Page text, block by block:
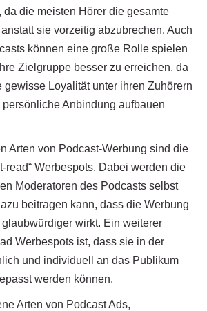
da die meisten Hörer die gesamte
sie vorzeitig abzubrechen. Auch
können eine große Rolle spielen
Zielgruppe besser zu erreichen, da
gewisse Loyalität unter ihren Zuhörern
Anbindung aufbauen
Arten von Podcast-Werbung sind die
read“ Werbespots. Dabei werden die
Moderatoren des Podcasts selbst
beitragen kann, dass die Werbung
wirkt. Ein weiterer
Werbespots ist, dass sie in der
und individuell an das Publikum
werden können.
Arten von Podcast Ads,